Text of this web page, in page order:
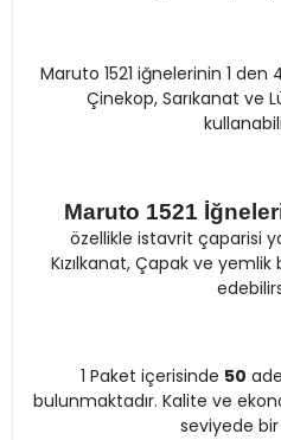
Maruto 1521 iğnelerinin 1
Çinekop, Sarıkanat ve
Maruto 1521
özellikle istavrit çaparisi
Kızılkanat, Çapak ve yemlik
1 Paket içerisinde 50
bulunmaktadır. Kalite ve
seviyede